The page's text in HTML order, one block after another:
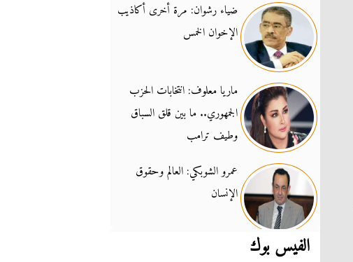
ضياء رشوان: مرة أخرى أكاذيب
الإخوان الخمس
ماريا معلوف: انتخابات الحزب
الجمهوري.. ما بين قلق السباق
وطيف ترامب
عمرو الشوبكي: العالم وحقوق
الإنسان
الفيس بوك